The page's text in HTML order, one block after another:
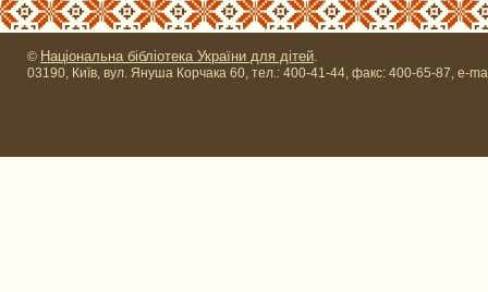
© Національна бібліотека України для дітей.
03190, Київ, вул. Януша Корчака 60, тел.: 400-41-44, факс: 400-65-87, e-